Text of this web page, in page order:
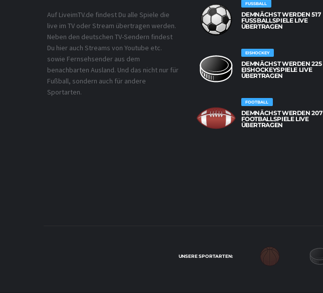
Auf LiveimTV.de findest Du alle Spiele die
live im TV oder Stream übertragen werden.
Neben den deutschen TV-Sendern findest
Du hier auch Streams von Youtube etc.
sowie Fernsehsender aus dem
benachbarten Ausland. Und das nicht nur für
Fußball, sondern auch für andere
Sportarten.
FUSSBALL
DEMNÄCHST WERDEN 517
FUSSBALLSPIELE LIVE Ü
BERTRAGEN
EISHOCKEY
DEMNÄCHST WERDEN 225
EISHOCKEYSPIELE LIVE
ÜBERTRAGEN
FOOTBALL
DEMNÄCHST WERDEN 207
FOOTBALLSPIELE LIVE
ÜBERTRAGEN
UNSERE SPORTARTEN: